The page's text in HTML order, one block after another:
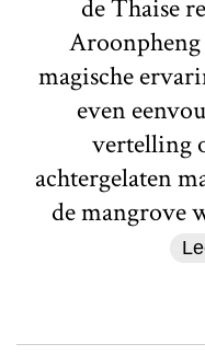
de Thaise
Aroonpheng
magische
even
vertelling
achtergelaten
de mangrove